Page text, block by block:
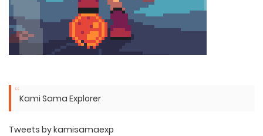
Kami Sama Explorer
Tweets by kamisamaexp